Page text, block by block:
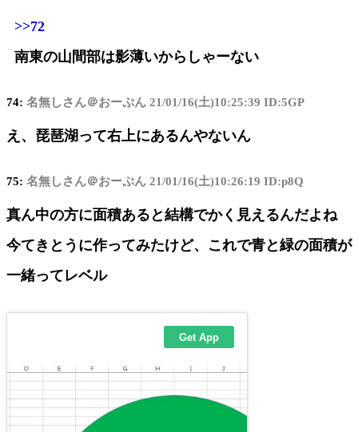
>>72
南東の山間部は影薄いからしゃーない
74: 名無しさん＠おーぷん 21/01/16(土)10:25:39 ID:5GP
え、琵琶湖って右上にあるんやないん
75: 名無しさん＠おーぷん 21/01/16(土)10:26:19 ID:p8Q
真ん中の方に面積あると結構でかく見えるんだよね
今てきとうに作ってみたけど、これで青と緑の面積が
一緒ってレベル